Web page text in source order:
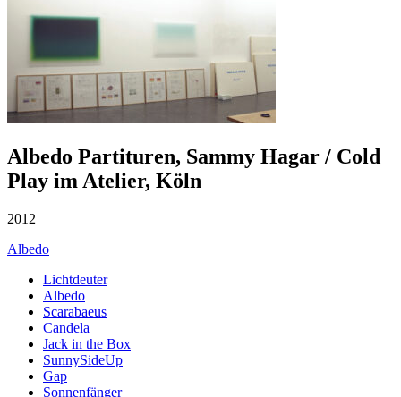
Albedo Partituren, Sammy Hagar / Cold
Play im Atelier, Köln
2012
Albedo
Lichtdeuter
Albedo
Scarabaeus
Candela
Jack in the Box
SunnySideUp
Gap
Sonnenfänger